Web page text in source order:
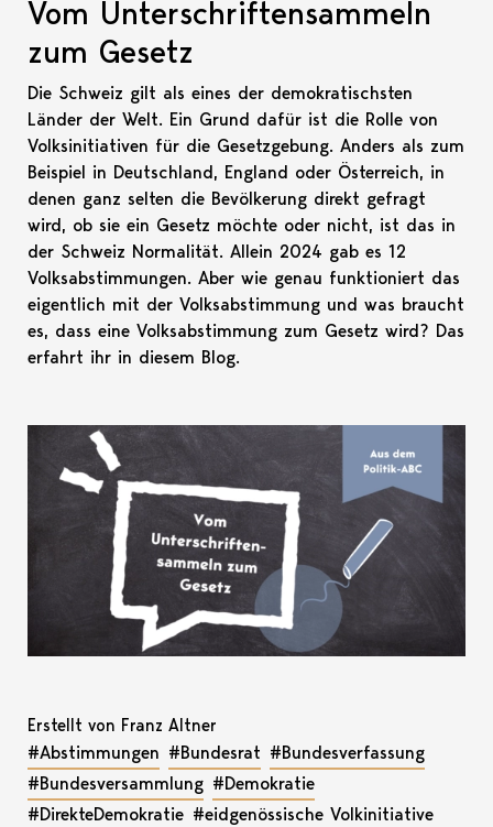
Vom Unterschriftensammeln
zum Gesetz
Die Schweiz gilt als eines der demokratischsten
Länder der Welt. Ein Grund dafür ist die Rolle von
Volksinitiativen für die Gesetzgebung. Anders als zum
Beispiel in Deutschland, England oder Österreich, in
denen ganz selten die Bevölkerung direkt gefragt
wird, ob sie ein Gesetz möchte oder nicht, ist das in
der Schweiz Normalität. Allein 2024 gab es 12
Volksabstimmungen. Aber wie genau funktioniert das
eigentlich mit der Volksabstimmung und was braucht
es, dass eine Volksabstimmung zum Gesetz wird? Das
erfahrt ihr in diesem Blog.
Erstellt von Franz Altner
#Abstimmungen #Bundesrat #Bundesverfassung
#Bundesversammlung #Demokratie
#DirekteDemokratie #eidgenössische Volkinitiative